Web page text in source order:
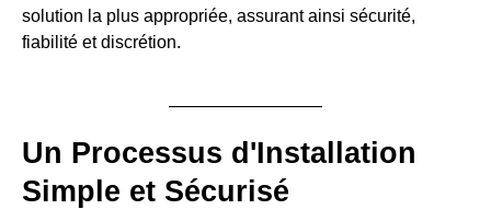
solution la plus appropriée, assurant ainsi sécurité,
fiabilité et discrétion.
Un Processus d'Installation
Simple et Sécurisé